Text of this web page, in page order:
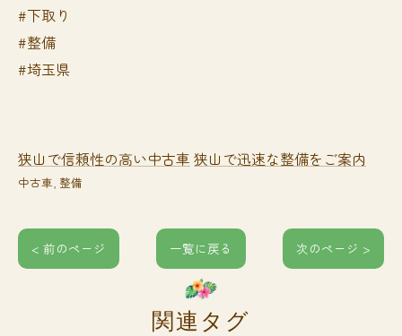
#下取り
#整備
#埼玉県
狭山で信頼性の高い中古車 狭山で迅速な整備をご案内
中古車 整備
< 前のページ 一覧に戻る 次のページ >
関連タグ